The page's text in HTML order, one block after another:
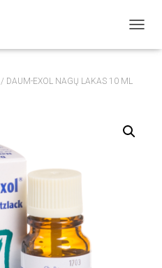
O
/ DAUM-EXOL NAGŲ LAKAS 10 ML